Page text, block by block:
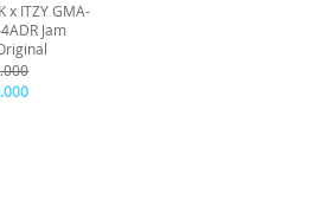
x ITZY GMA-
Jam